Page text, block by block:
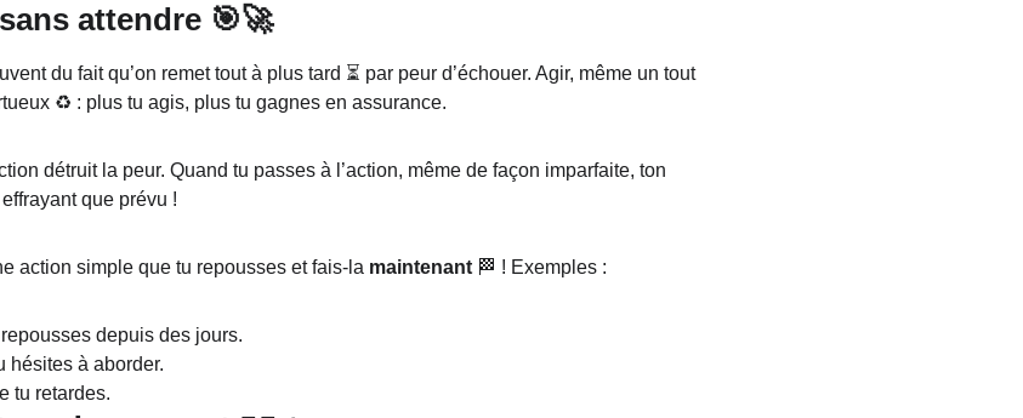
attendre 🎯🚀
du fait qu’on remet tout à plus tard ⏳ par peur d’échouer. Agir, même un tout
♻️ : plus tu agis, plus tu gagnes en assurance.
détruit la peur. Quand tu passes à l’action, même de façon imparfaite, ton
que prévu !
action simple que tu repousses et fais-la maintenant 🏁 ! Exemples :
depuis des jours.
hésites à aborder.
tu retardes.